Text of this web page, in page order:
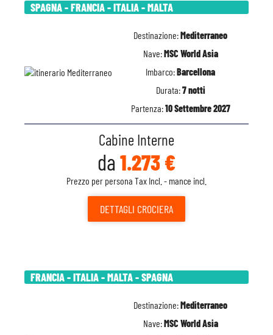
SPAGNA - FRANCIA - ITALIA - MALTA
Destinazione:Mediterraneo
Nave:MSC World Asia
Imbarco:Barcellona
Durata:7 notti
Partenza:10 Settembre 2027
Cabine Interne
da 1.273 €
Prezzo per persona Tax Incl. - mance incl.
DETTAGLI CROCIERA
FRANCIA - ITALIA - MALTA - SPAGNA
Destinazione:Mediterraneo
Nave:MSC World Asia